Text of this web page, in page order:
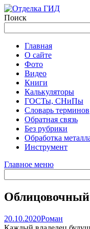
Перейти
к
Поиск
Главная
О сайте
Фото
Видео
Книги
Калькуляторы
ГОСТы, СНиПы
Словарь терминов
Обратная связь
Без рубрики
Обработка
Инструмент
Главное меню
20.10.2020Роман